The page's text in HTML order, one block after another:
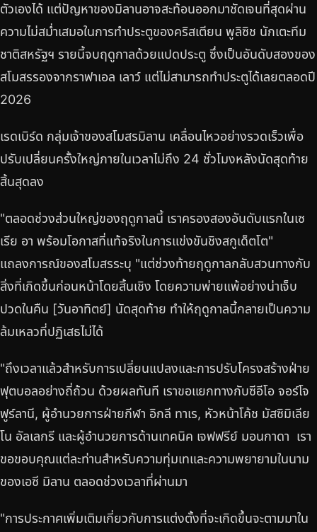
ตัวเองได้ แต่ปัญหาของมิลานอาจสะท้อนออกมาชัดเจนที่สุดผ่าน
ความไม่สม่ำเสมอในการทำประตูของคริสเตียน พูลิซิช นักเตะทีม
ชาติสหรัฐฯ รายนี้จบฤดูกาลด้วยแปดประตู ซึ่งเป็นอันดับสองของ
สโมสรรองจากราฟาเอล เลาว์ แต่ไม่สามารถทำประตูได้เลยตลอดปี
2026
เรดเบิร์ด กลุ่มเจ้าของสโมสรมิลาน เคลื่อนไหวอย่างรวดเร็วเพื่อ
ปรับเปลี่ยนครั้งใหญ่ภายในเวลาไม่ถึง 24 ชั่วโมงหลังนัดสุดท้าย
สิ้นสุดลง
"ตลอดช่วงส่วนใหญ่ของฤดูกาลนี้ เราครองสองอันดับแรกในเซ
เรีย อา พร้อมโอกาสที่แท้จริงในการแข่งขันชิงสกูเด็ตโต"
แถลงการณ์ของสโมสรระบุ "แต่ช่วงท้ายฤดูกาลกลับสวนทางกับ
สิ่งที่เกิดขึ้นก่อนหน้าโดยสิ้นเชิง โดยความพ่ายแพ้อย่างน่าเจ็บ
ปวดในคืน [วันอาทิตย์] นัดสุดท้าย ทำให้ฤดูกาลนี้กลายเป็นความ
ล้มเหลวที่ปฏิเสธไม่ได้
"ถึงเวลาแล้วสำหรับการเปลี่ยนแปลงและการปรับโครงสร้างฝ่าย
ฟุตบอลอย่างถี่ถ้วน ด้วยผลทันที เราขอแยกทางกับซีอีโอ จอร์โจ
ฟูร์ลานี, ผู้อำนวยการฝ่ายกีฬา อิกลี ทาเร, หัวหน้าโค้ช มัสซิมิเลีย
โน อัลเลกรี และผู้อำนวยการด้านเทคนิค เจฟฟรีย์ มอนกาดา เรา
ขอขอบคุณแต่ละท่านสำหรับความทุ่มเทและความพยายามในนาม
ของเอซี มิลาน ตลอดช่วงเวลาที่ผ่านมา
"การประกาศเพิ่มเติมเกี่ยวกับการแต่งตั้งที่จะเกิดขึ้นจะตามมาใน